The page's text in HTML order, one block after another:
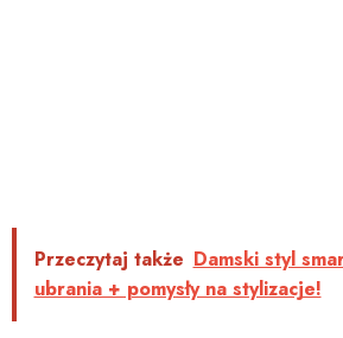
Przeczytaj także Damski styl
ubrania + pomysły na stylizacje!